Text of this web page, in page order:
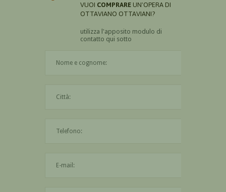
VUOI COMPRARE UN'OPERA DI
OTTAVIANO OTTAVIANI?
utilizza l'apposito modulo di
contatto qui sotto